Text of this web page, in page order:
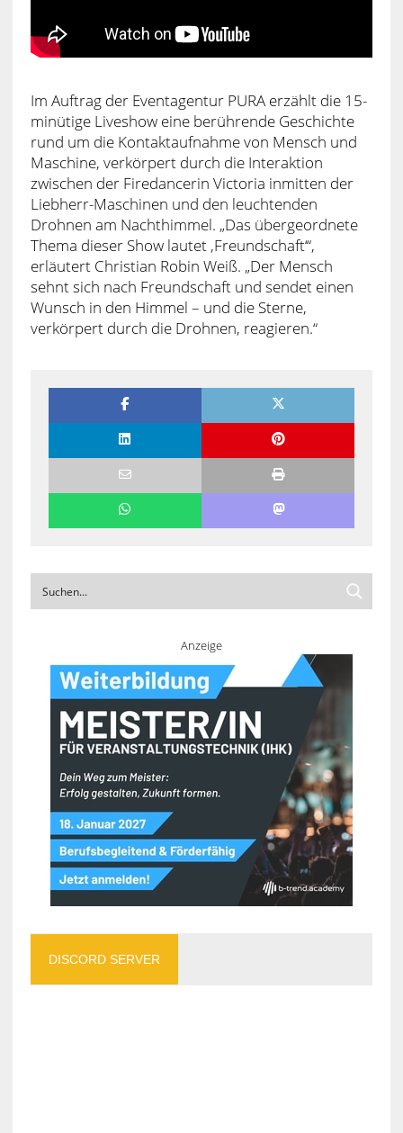
Im Auftrag der Eventagentur PURA erzählt die 15-
minütige Liveshow eine berührende Geschichte
rund um die Kontaktaufnahme von Mensch und
Maschine, verkörpert durch die Interaktion
zwischen der Firedancerin Victoria inmitten der
Liebherr-Maschinen und den leuchtenden
Drohnen am Nachthimmel. „Das übergeordnete
Thema dieser Show lautet ‚Freundschaft‘“,
erläutert Christian Robin Weiß. „Der Mensch
sehnt sich nach Freundschaft und sendet einen
Wunsch in den Himmel – und die Sterne,
verkörpert durch die Drohnen, reagieren.“
Anzeige
DISCORD SERVER